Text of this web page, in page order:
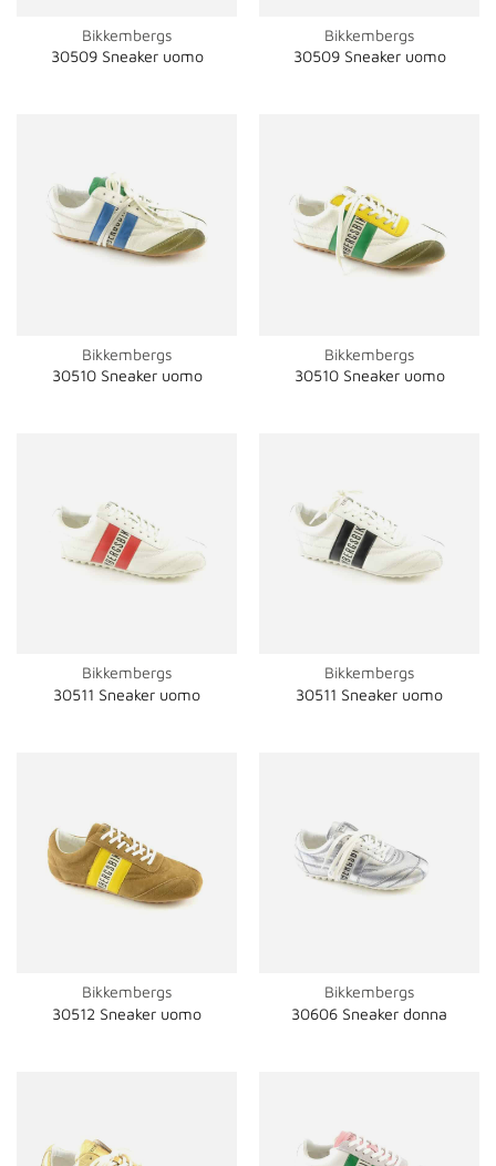
Bikkembergs
30509 Sneaker uomo
Bikkembergs
30509 Sneaker uomo
Bikkembergs
30510 Sneaker uomo
Bikkembergs
30510 Sneaker uomo
Bikkembergs
30511 Sneaker uomo
Bikkembergs
30511 Sneaker uomo
Bikkembergs
30512 Sneaker uomo
Bikkembergs
30606 Sneaker donna